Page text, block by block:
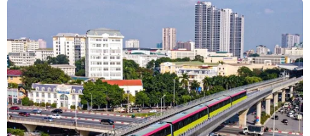
Bầu cử Thái Lan: Đảng Tiến bước chiến
thắng trong cuộc tổng tuyển cử
15/05/2023 07:00